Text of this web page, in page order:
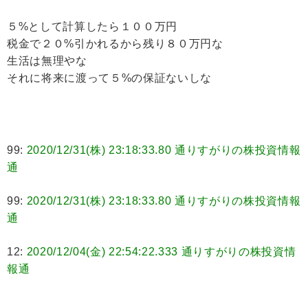
５%として計算したら１００万円
税金で２０%引かれるから残り８０万円な
生活は無理やな
それに将来に渡って５%の保証ないしな
99: 2020/12/31(株) 23:18:33.80 通りすがりの株投資情報
通
99: 2020/12/31(株) 23:18:33.80 通りすがりの株投資情報
通
12: 2020/12/04(金) 22:54:22.333 通りすがりの株投資情
報通